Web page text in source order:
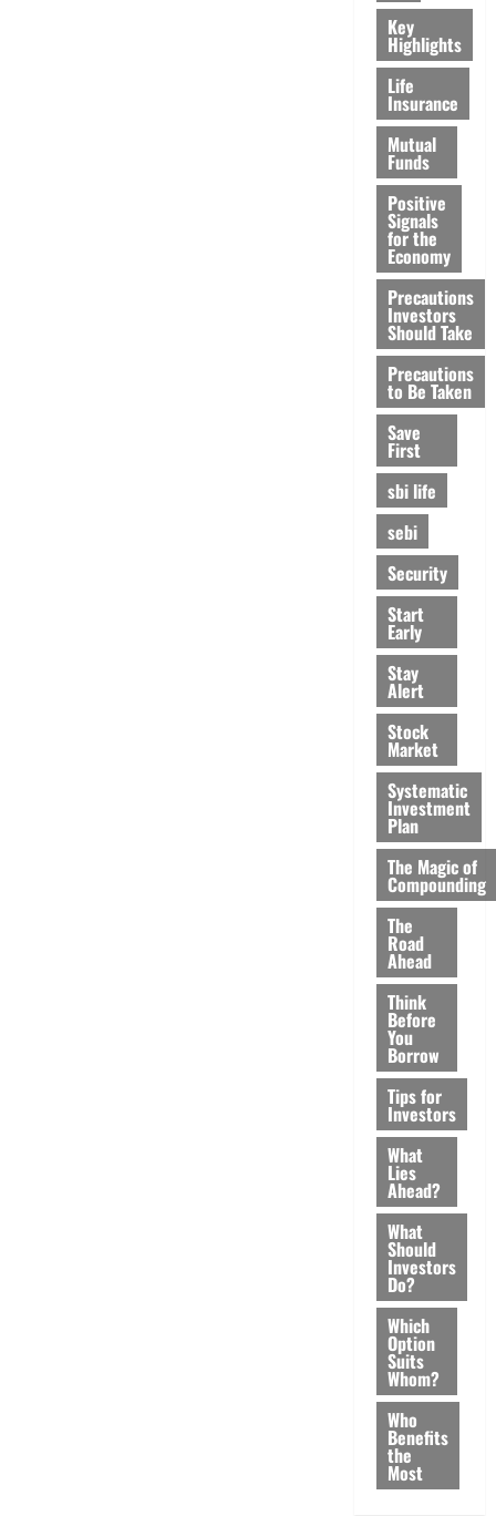
Key
Highlights
Life
Insurance
Mutual
Funds
Positive
Signals
for the
Economy
Precautions
Investors
Should Take
Precautions
to Be Taken
Save
First
sbi life
sebi
Security
Start
Early
Stay
Alert
Stock
Market
Systematic
Investment
Plan
The Magic of
Compounding
The
Road
Ahead
Think
Before
You
Borrow
Tips for
Investors
What
Lies
Ahead?
What
Should
Investors
Do?
Which
Option
Suits
Whom?
Who
Benefits
the
Most